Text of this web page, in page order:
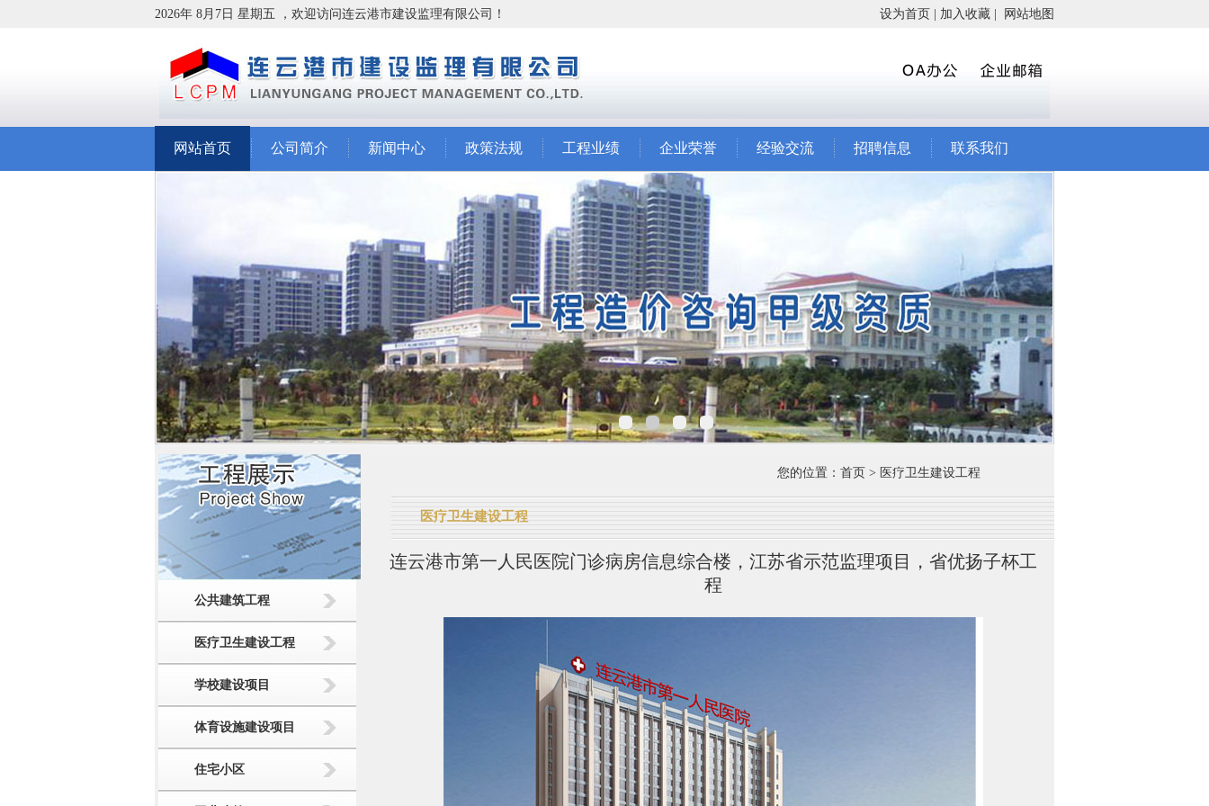
2026年 8月7日 星期五 ，欢迎访问连云港市建设监理有限公司！ 设为首页 加入收藏 网站地图
网站首页 公司简介 新闻中心 政策法规 工程业绩 企业荣誉 经验交流 招聘信息 联系我们
公共建筑工程
医疗卫生建设工程
学校建设项目
体育设施建设项目
住宅小区
您的位置：首页 > 医疗卫生建设工程
医疗卫生建设工程
连云港市第一人民医院门诊病房信息综合楼，江苏省示范监理项目，省优扬子杯工
程